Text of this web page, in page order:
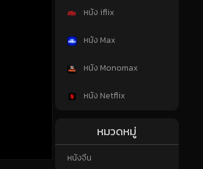
หนัง iflix
หนัง Max
หนัง Monomax
หนัง Netflix
หมวดหมู่
หนังจีน